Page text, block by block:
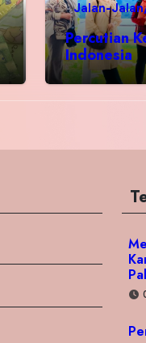
Jalan-
Percutian
Indonesia